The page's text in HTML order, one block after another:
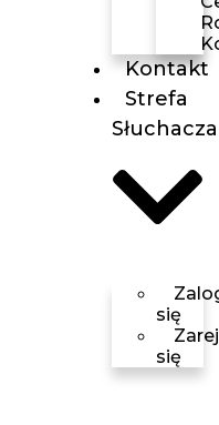
Kontakt
Strefa
Słuchacza
się
się